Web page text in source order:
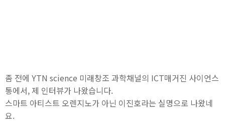
좀 전에 YTN science 미래창조 과학채널의 ICT매거진 사이언스
통에서, 제 인터뷰가 나왔습니다.
스마트 아티스트 오렌지노가 아닌 이진호라는 실명으로 나왔네
요.